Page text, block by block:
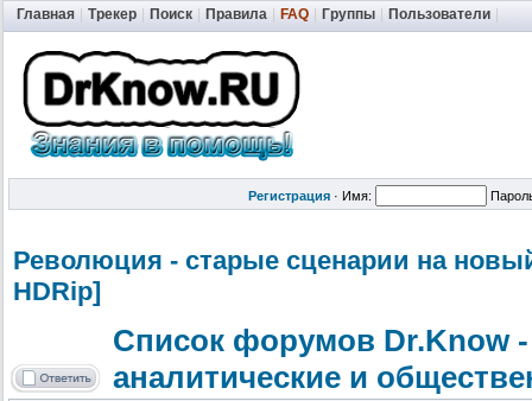
Главная Трекер Поиск Правила FAQ Группы Пользователи
Регистрация · Имя:
Революция - старые сценарии на
HDRip]
Список форумов Dr.Know
аналитические и